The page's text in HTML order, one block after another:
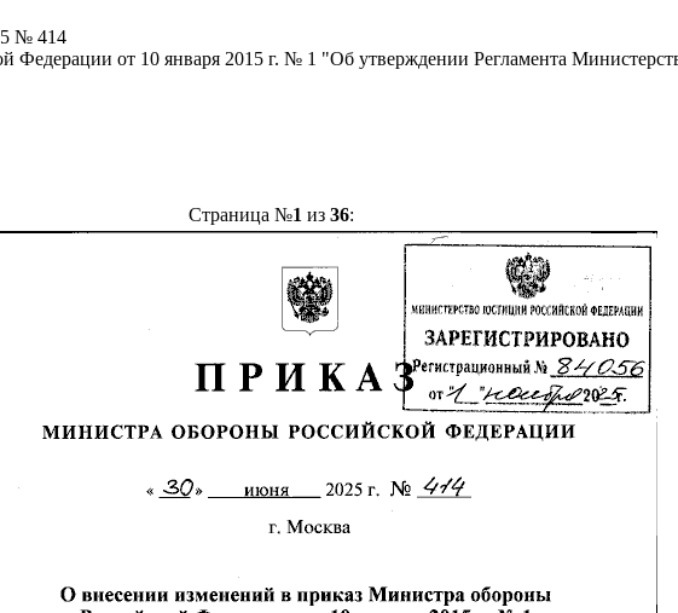
№ 414
от 10 января 2015 г. № 1 "Об утверждении Регламента
Страница №1 из 36: